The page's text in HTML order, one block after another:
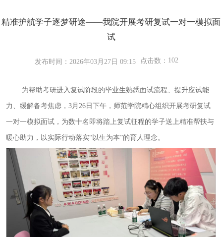
精准护航学子逐梦研途——我院开展考研复试一对一模拟面
试
发布时间：2026年03月27日 09:15 点击数： 102
为帮助考研进入复试阶段的毕业生熟悉面试流程、提升应试能
力、缓解备考焦虑， 3月26日下午， 师范学院精心组织开展考研复试
一对一模拟面试，为数十名即将踏上复试征程的学子送上精准帮扶与
暖心助力，以实际行动落实“以生为本”的育人理念。